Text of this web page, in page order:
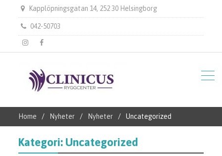
Kapplöpningsgatan 14, 252 30 Helsingborg
042-50703
instagramFacebook
Home Nyheter Nyheter Uncategorized
Kategori: Uncategorized